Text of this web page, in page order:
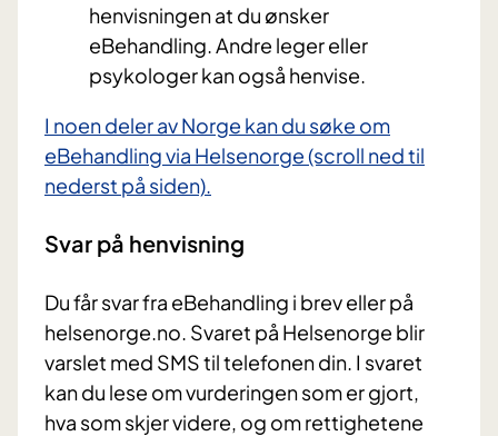
henvisningen at du ønsker
eBehandling. Andre leger eller
psykologer kan også henvise.
I noen deler av Norge kan du søke om
eBehandling via Helsenorge (scroll ned til
nederst på siden).
Svar på henvisning
Du får svar fra eBehandling i brev eller på
helsenorge.no. Svaret på Helsenorge blir
varslet med SMS til telefonen din. I svaret
kan du lese om vurderingen som er gjort,
hva som skjer videre, og om rettighetene